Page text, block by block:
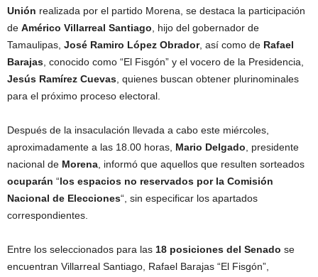
Unión realizada por el partido Morena, se destaca la participación
de Américo Villarreal Santiago , hijo del gobernador de
Tamaulipas, José Ramiro López Obrador, así como de Rafael
Barajas , conocido como “El Fisgón” y el vocero de la Presidencia,
Jesús Ramírez Cuevas , quienes buscan obtener plurinominales
para el próximo proceso electoral.
Después de la insaculación llevada a cabo este miércoles,
aproximadamente a las 18.00 horas, Mario Delgado , presidente
nacional de Morena , informó que aquellos que resulten sorteados
ocuparán “los espacios no reservados por la Comisión
Nacional de Elecciones“, sin especificar los apartados
correspondientes.
Entre los seleccionados para las 18 posiciones del Senado se
encuentran Villarreal Santiago, Rafael Barajas “El Fisgón”,